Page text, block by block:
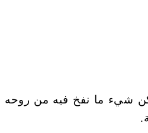
شيء ما نفخ فيه من روحه
.